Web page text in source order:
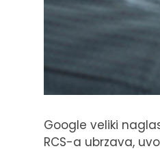
Google veliki
RCS-a ubrzava,